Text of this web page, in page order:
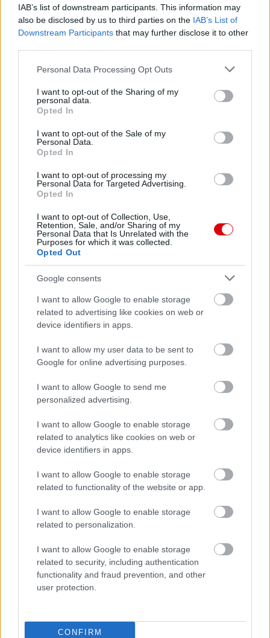
IAB’s list of downstream participants. This information may
also be disclosed by us to third parties on the IAB’s List of
Downstream Participants that may further disclose it to other
Please note that this website/app uses one or more Google
not limited to your visit or usage behaviour. You may click to
grant or deny consent to Google and its third-party tags to
use your data for below specified purposes in below Google
consent section.
Personal Data Processing Opt Outs
I want to opt-out of the Sharing of my
personal data.
Opted In
I want to opt-out of the Sale of my
Personal Data.
Opted In
I want to opt-out of processing my
Personal Data for Targeted Advertising.
Opted In
I want to opt-out of Collection, Use,
Retention, Sale, and/or Sharing of my
Personal Data that Is Unrelated with the
Purposes for which it was collected.
Opted Out
Google consents
I want to allow Google to enable storage
related to advertising like cookies on web or
device identifiers in apps.
I want to allow my user data to be sent to
Google for online advertising purposes.
I want to allow Google to send me
personalized advertising.
I want to allow Google to enable storage
related to analytics like cookies on web or
device identifiers in apps.
I want to allow Google to enable storage
related to functionality of the website or app.
I want to allow Google to enable storage
related to personalization.
I want to allow Google to enable storage
related to security, including authentication
functionality and fraud prevention, and other
user protection.
CONFIRM
Meccs Center
Paris Saint-Germain
Manchester United
Felkészülési szezon 4. mérkőzés
Nya Ullevi, Göteborg
2026-08-08 17:00
Leeds UnitedvsManchester United2026-08-12 20:30
ELŐZŐ MÉRKŐZÉSEK
Támogasd adományoddal
Kapcsolódó hírek
MANCHESTER UNITED